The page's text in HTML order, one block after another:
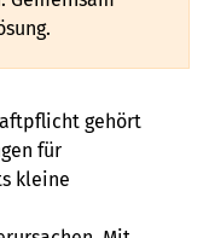
gehört
für
kleine